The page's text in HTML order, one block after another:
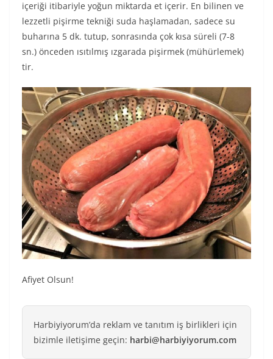
içeriği itibariyle yoğun miktarda et içerir. En bilinen ve
lezzetli pişirme tekniği suda haşlamadan, sadece su
buharına 5 dk. tutup, sonrasında çok kısa süreli (7-8
sn.) önceden ısıtılmış ızgarada pişirmek (mühürlemek)
tir.
Afiyet Olsun!
Harbiyiyorum’da reklam ve tanıtım iş birlikleri için
bizimle iletişime geçin: harbi@harbiyiyorum.com